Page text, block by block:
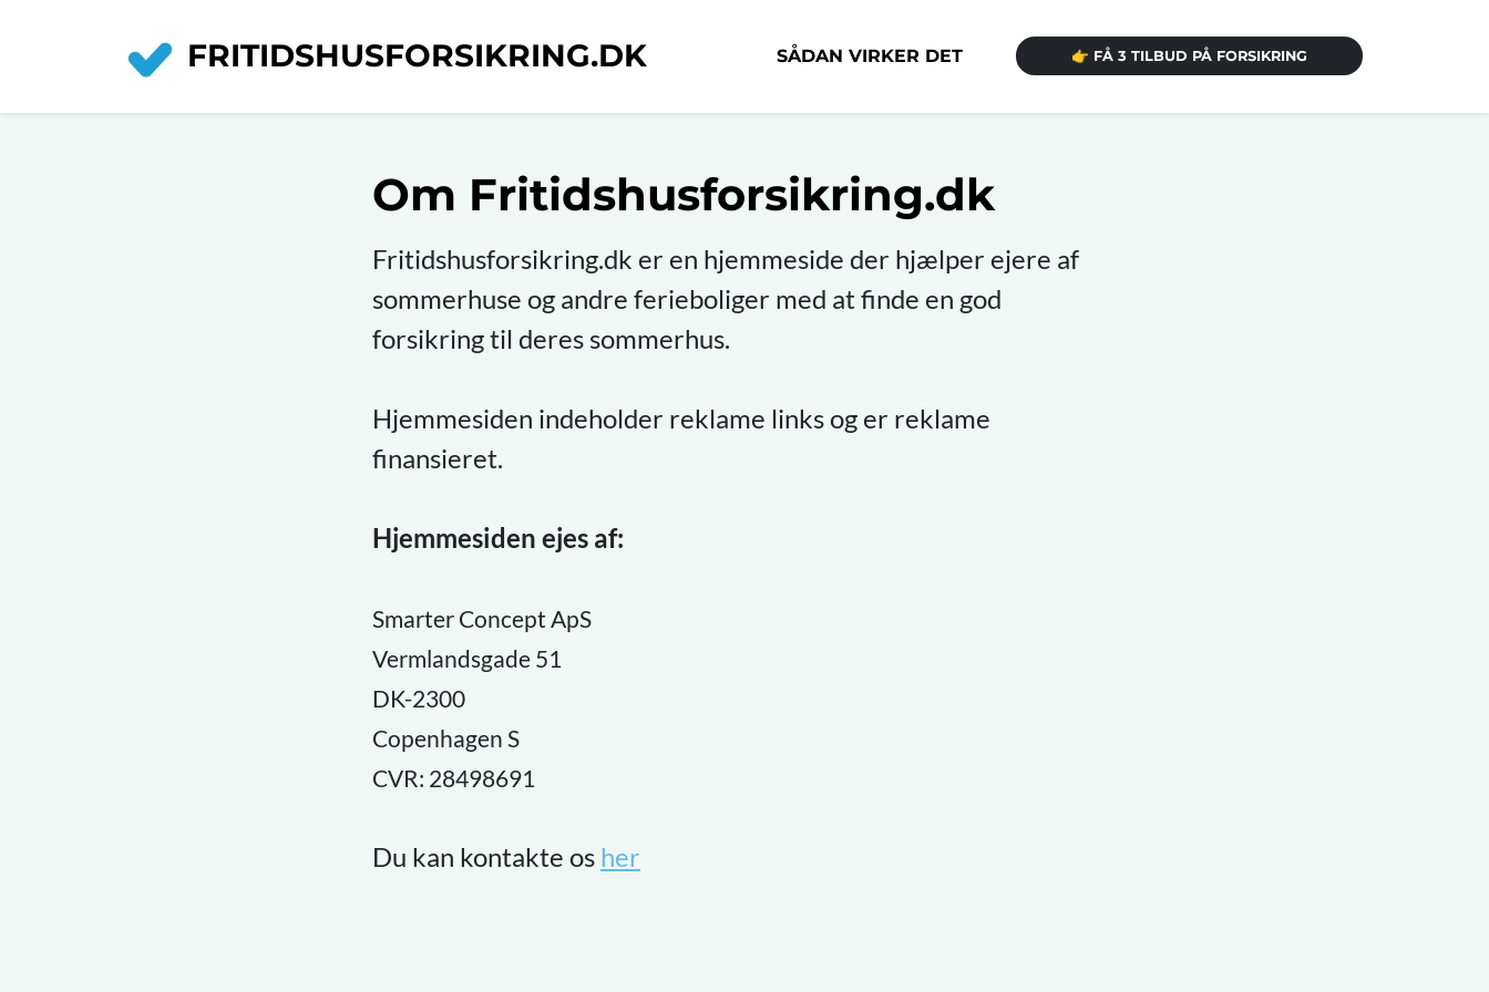
FRITIDSHUSFORSIKRING.DK SÅDAN VIRKER DET 👉 FÅ 3 TILBUD PÅ FORSIKRING
Om Fritidshusforsikring.dk
Fritidshusforsikring.dk er en hjemmeside der hjælper ejere af
sommerhuse og andre ferieboliger med at finde en god
forsikring til deres sommerhus.
Hjemmesiden indeholder reklame links og er reklame
finansieret.
Hjemmesiden ejes af:
Smarter Concept ApS
Vermlandsgade 51
DK-2300
Copenhagen S
CVR: 28498691
Du kan kontakte os her